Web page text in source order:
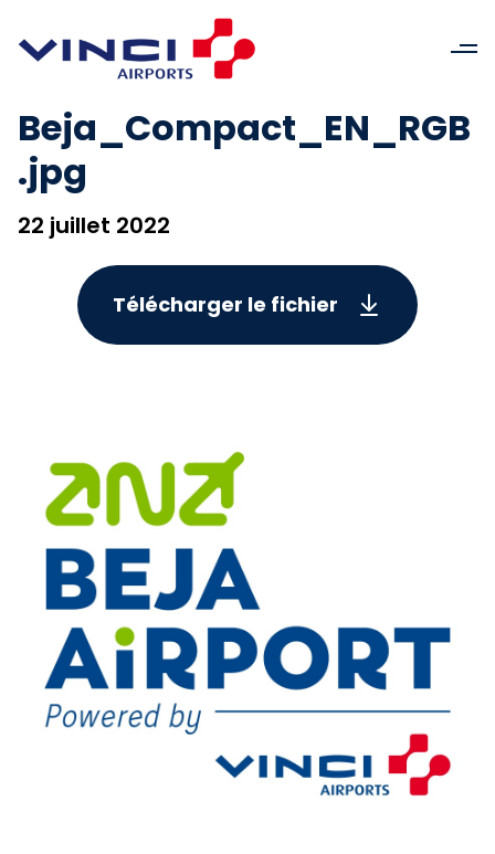
Beja_Compact_EN_RGB
.jpg
22 juillet 2022
Télécharger le fichier